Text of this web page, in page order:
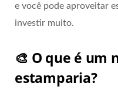
e você pode aproveitar
investir muito.
🎨 O que é um
estamparia?